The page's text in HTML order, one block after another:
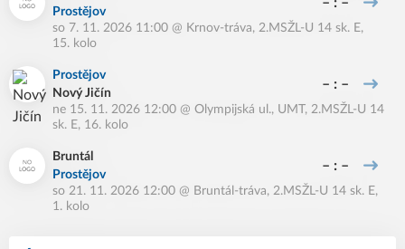
Prostějov
so 7. 11. 2026 11:00 @ Krnov-tráva, 2.MSŽL-U 14 sk. E,
15. kolo
Prostějov
Nový Jičín
– : –
ne 15. 11. 2026 12:00 @ Olympijská ul., UMT , 2.MSŽL-U 14
sk. E, 16. kolo
Bruntál
Prostějov
– : –
so 21. 11. 2026 12:00 @ Bruntál-tráva, 2.MSŽL-U 14 sk. E,
1. kolo